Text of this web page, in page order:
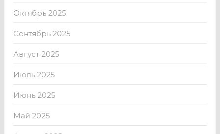
Октябрь 2025
Сентябрь 2025
Август 2025
Июль 2025
Июнь 2025
Май 2025